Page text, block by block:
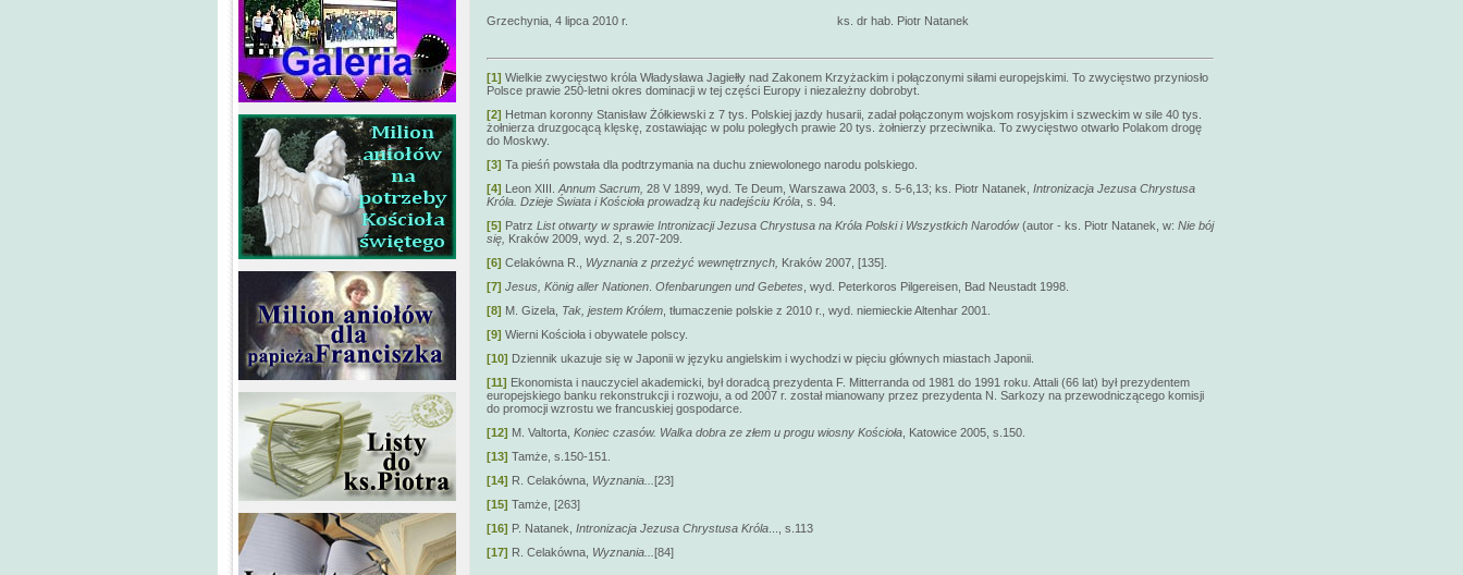
Grzechynia, 4 lipca 2010 r. ks. dr hab. Piotr Natanek
[1] Wielkie zwycięstwo króla Władysława Jagiełły nad Zakonem Krzyżackim i połączonymi siłami europejskimi. To zwycięstwo przyniosło
Polsce prawie 250-letni okres dominacji w tej części Europy i niezależny dobrobyt.
[2] Hetman koronny Stanisław Żółkiewski z 7 tys. Polskiej jazdy husarii, zadał połączonym wojskom rosyjskim i szweckim w sile 40 tys.
żołnierza druzgocącą klęskę, zostawiając w polu poległych prawie 20 tys. żołnierzy przeciwnika. To zwycięstwo otwarło Polakom drogę
do Moskwy.
[3] Ta pieśń powstała dla podtrzymania na duchu zniewolonego narodu polskiego.
[4] Leon XIII. Annum Sacrum, 28 V 1899, wyd. Te Deum, Warszawa 2003, s. 5-6,13; ks. Piotr Natanek, Intronizacja Jezusa Chrystusa
Króla. Dzieje Świata i Kościoła prowadzą ku nadejściu Króla , s. 94.
[5] Patrz List otwarty w sprawie Intronizacji Jezusa Chrystusa na Króla Polski i Wszystkich Narodów(autor - ks. Piotr Natanek, w: Nie bój
się, Kraków 2009, wyd. 2, s.207-209.
[6] Celakówna R., Wyznania z przeżyć wewnętrznych, Kraków 2007, [135].
[7] Jesus, König aller Nationen Ofenbarungen und Gebetes , wyd. Peterkoros Pilgereisen, Bad Neustadt 1998.
[8] M. Gizela, Tak, jestem Królem , tłumaczenie polskie z 2010 r., wyd. niemieckie Altenhar 2001.
[9] Wierni Kościoła i obywatele polscy.
[10] Dziennik ukazuje się w Japonii w języku angielskim i wychodzi w pięciu głównych miastach Japonii.
[11] Ekonomista i nauczyciel akademicki, był doradcą prezydenta F. Mitterranda od 1981 do 1991 roku. Attali (66 lat) był prezydentem
europejskiego banku rekonstrukcji i rozwoju, a od 2007 r. został mianowany przez prezydenta N. Sarkozy na przewodniczącego komisji
do promocji wzrostu we francuskiej gospodarce.
[12] M. Valtorta, Koniec czasów. Walka dobra ze złem u progu wiosny Kościoła , Katowice 2005, s.150.
[13] Tamże, s.150-151.
[14] R. Celakówna, Wyznania... [23]
[15] Tamże, [263]
[16] P. Natanek, Intronizacja Jezusa Chrystusa Króla ..., s.113
[17] R. Celakówna, Wyznania... [84]